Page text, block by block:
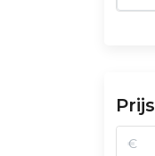
Prijs
€